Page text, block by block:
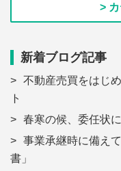
>
新着ブログ記事
不動産売買をはじ
ト
春寒の候、委任状
事業承継時に備え
書」